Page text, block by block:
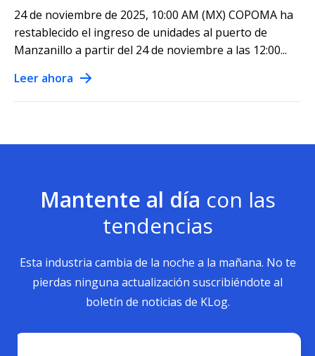
24 de noviembre de 2025, 10:00 AM (MX) COPOMA ha
restablecido el ingreso de unidades al puerto de
Manzanillo a partir del 24 de noviembre a las 12:00...
Leer ahora
Mantente al día con las
tendencias
Esta industria cambia de la noche a la mañana. No te
pierdas ninguna actualización suscribiéndote al
boletín de noticias de KLog.